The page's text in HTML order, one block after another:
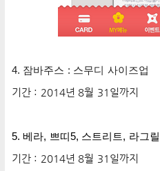
4. 잠바주스 : 스무디 사이즈업
기간 : 2014년 8월 31일까지
5. 베라, 쁘띠5, 스트리트, 라그
기간 : 2014년 8월 31일까지